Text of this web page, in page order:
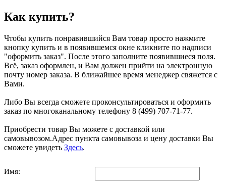
Как купить?
Чтобы купить понравившийся Вам товар просто нажмите
кнопку купить и в появившемся окне кликните по надписи
"оформить заказ". После этого заполните появившиеся поля.
Всё, заказ оформлен, и Вам должен прийти на электронную
почту номер заказа. В ближайшее время менеджер свяжется с
Вами.
Либо Вы всегда сможете проконсультироваться и оформить
заказ по многоканальному телефону 8 (499) 707-71-77.
Приобрести товар Вы можете с доставкой или
самовывозом.Адрес пункта самовывоза и цену доставки Вы
сможете увидеть Здесь.
Имя: